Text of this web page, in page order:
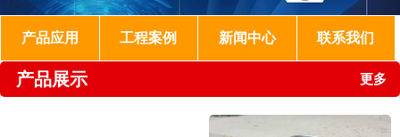
产品应用 工程案例 新闻中心 联系我们
产品展示 更多